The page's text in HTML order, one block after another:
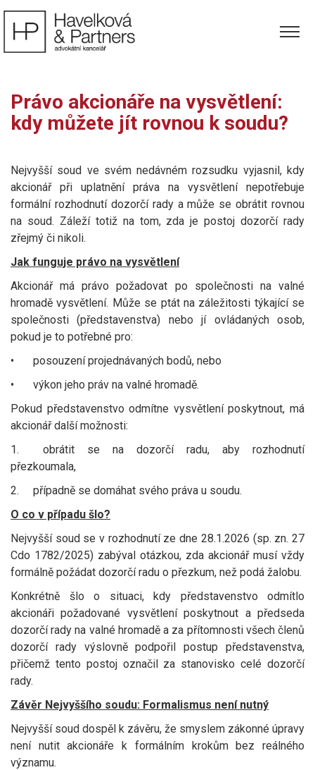
Právo akcionáře na vysvětlení:
kdy můžete jít rovnou k soudu?
Nejvyšší soud ve svém nedávném rozsudku vyjasnil, kdy
akcionář při uplatnění práva na vysvětlení nepotřebuje
formální rozhodnutí dozorčí rady a může se obrátit rovnou
na soud. Záleží totiž na tom, zda je postoj dozorčí rady
zřejmý či nikoli.
Jak funguje právo na vysvětlení
Akcionář má právo požadovat po společnosti na valné
hromadě vysvětlení. Může se ptát na záležitosti týkající se
společnosti (představenstva) nebo jí ovládaných osob,
pokud je to potřebné pro:
•
posouzení projednávaných bodů, nebo
•
výkon jeho práv na valné hromadě.
Pokud představenstvo odmítne vysvětlení poskytnout, má
akcionář další možnosti:
1.
obrátit se na dozorčí radu, aby rozhodnutí
přezkoumala,
2.
případně se domáhat svého práva u soudu.
O co v případu šlo?
Nejvyšší soud se v rozhodnutí ze dne 28.1.2026 (sp. zn. 27
Cdo 1782/2025) zabýval otázkou, zda akcionář musí vždy
formálně požádat dozorčí radu o přezkum, než podá žalobu.
Konkrétně šlo o situaci, kdy představenstvo odmítlo
akcionáři požadované vysvětlení poskytnout a předseda
dozorčí rady na valné hromadě a za přítomnosti všech členů
dozorčí rady výslovně podpořil postup představenstva,
přičemž tento postoj označil za stanovisko celé dozorčí
rady.
Závěr Nejvyššího soudu: Formalismus není nutný
Nejvyšší soud dospěl k závěru, že smyslem zákonné úpravy
není nutit akcionáře k formálním krokům bez reálného
významu.